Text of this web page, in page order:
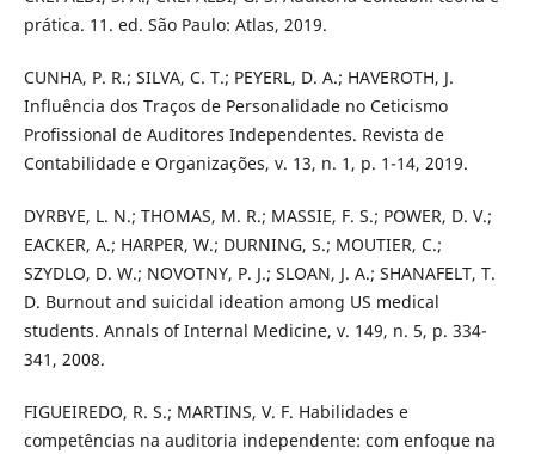
prática. 11. ed. São Paulo: Atlas, 2019.
CUNHA, P. R.; SILVA, C. T.; PEYERL, D. A.; HAVEROTH, J.
Influência dos Traços de Personalidade no Ceticismo
Profissional de Auditores Independentes. Revista de
Contabilidade e Organizações, v. 13, n. 1, p. 1-14, 2019.
DYRBYE, L. N.; THOMAS, M. R.; MASSIE, F. S.; POWER, D. V.;
EACKER, A.; HARPER, W.; DURNING, S.; MOUTIER, C.;
SZYDLO, D. W.; NOVOTNY, P. J.; SLOAN, J. A.; SHANAFELT, T.
D. Burnout and suicidal ideation among US medical
students. Annals of Internal Medicine, v. 149, n. 5, p. 334-
341, 2008.
FIGUEIREDO, R. S.; MARTINS, V. F. Habilidades e
competências na auditoria independente: com enfoque na